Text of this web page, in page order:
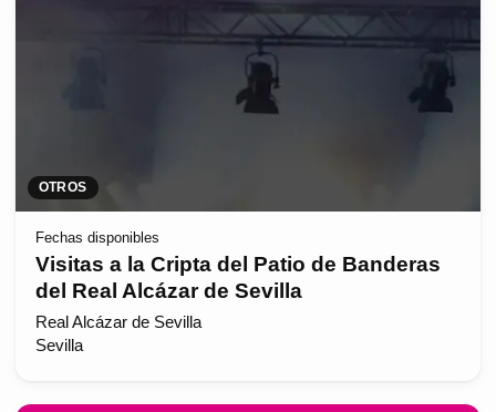
OTROS
Fechas disponibles
Visitas a la Cripta del Patio de Banderas
del Real Alcázar de Sevilla
Real Alcázar de Sevilla
Sevilla